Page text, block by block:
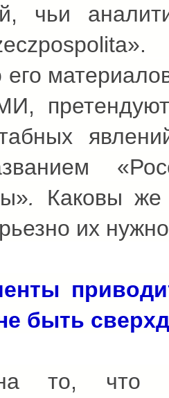
чьи
его
.
Каковы же
их
быть
то, что